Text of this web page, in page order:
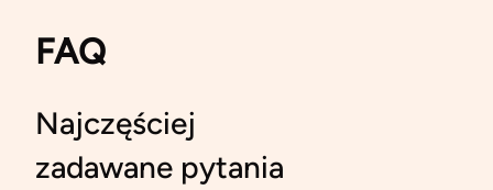
FAQ
Najczęściej
zadawane pytania